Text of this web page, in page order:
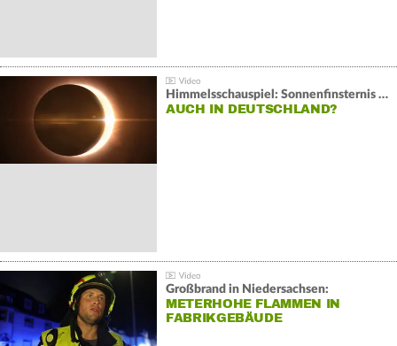
Himmelsschauspiel: Sonnenfinsternis über Spanien
AUCH IN DEUTSCHLAND?
Großbrand in Niedersachsen:
METERHOHE FLAMMEN IN
FABRIKGEBÄUDE